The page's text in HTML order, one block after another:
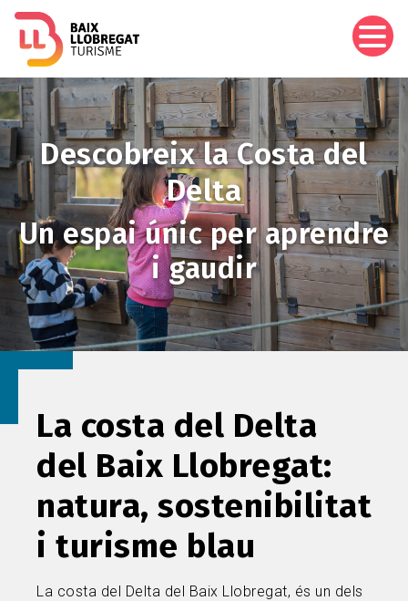
principal
Imagen
Descobreix la Costa del
Delta
Un espai únic per aprendre
i gaudir
La costa del Delta
del Baix Llobregat:
natura, sostenibilitat
i turisme blau
La costa del Delta del Baix Llobregat, és un dels